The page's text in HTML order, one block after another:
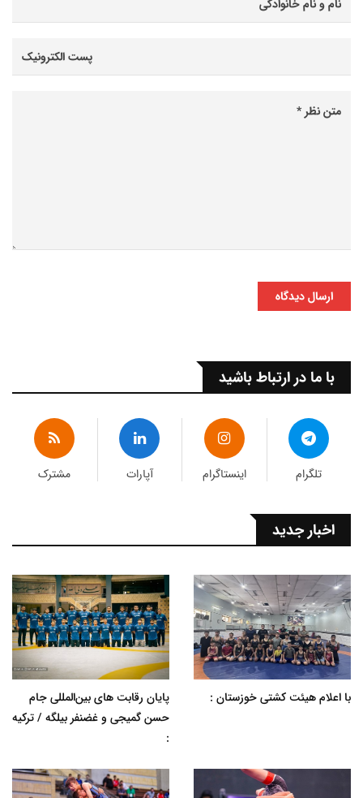
ارسال دیدگاه
با ما در ارتباط باشید
تلگرام اینستاگرام آپارات مشترک
اخبار جدید
با اعلام هیئت کشتی خوزستان :
پایان رقابت های بین‌المللی جام
حسن گمیجی و غضنفر بیلگه / ترکیه
: